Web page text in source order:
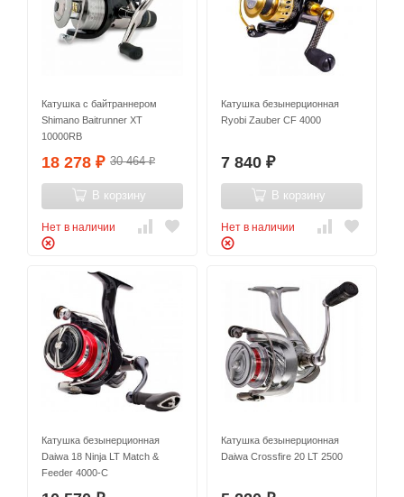
Катушка с байтраннером
Shimano Baitrunner XT
10000RB
18 278 ₽ 30 464₽
В корзину
Нет в наличии
Катушка безынерционная
Ryobi Zauber CF 4000
7 840 ₽
В корзину
Нет в наличии
Катушка безынерционная
Daiwa 18 Ninja LT Match &
Feeder 4000-C
Катушка безынерционная
Daiwa Crossfire 20 LT 2500